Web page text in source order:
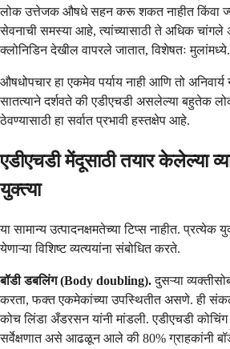
लोक उत्तेजक औषधे सहन करू शकत नाहीत किंवा
सेवनाची समस्या आहे, त्यांच्यासाठी ते अधिक
क्लोनिडिन देखील वापरले जातात, विशेषतः मुलांमध्ये.
औषधोपचार हा एकमेव पर्याय नाही आणि तो
सातत्याने दर्शवते की एडीएचडी असलेल्या बहुतेक
ठेवण्यासाठी हा सर्वात प्रभावी हस्तक्षेप आहे.
एडीएचडी मेंदूसाठी तयार केलेल्या
युक्त्या
या सामान्य उत्पादनक्षमतेच्या टिप्स नाहीत. प्रत्येक
येणाऱ्या विशिष्ट व्यत्ययांना संबोधित करते.
बॉडी डबलिंग (Body doubling).दुसऱ्या
करता, फक्त एकमेकांच्या उपस्थितीत असणे. ही
कोच लिंडा अँडरसन यांनी मांडली. एडीएचडी
सर्वेक्षणात असे आढळून आले की 80% ग्राहकांनी